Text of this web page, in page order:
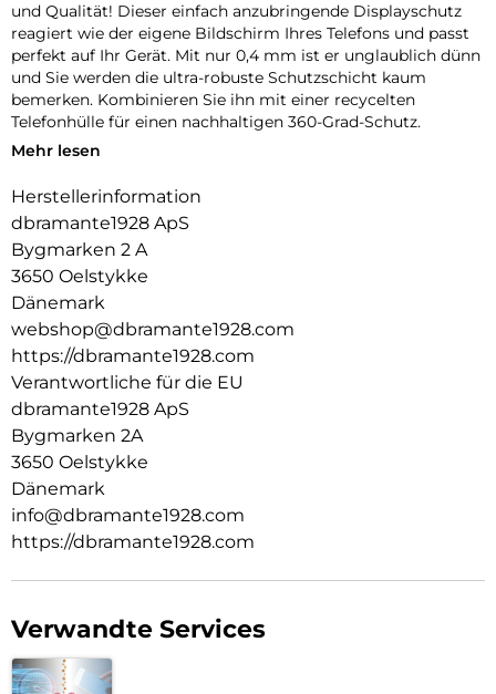
und Qualität! Dieser einfach anzubringende Displayschutz
reagiert wie der eigene Bildschirm Ihres Telefons und passt
perfekt auf Ihr Gerät. Mit nur 0,4 mm ist er unglaublich dünn
und Sie werden die ultra-robuste Schutzschicht kaum
bemerken. Kombinieren Sie ihn mit einer recycelten
Telefonhülle für einen nachhaltigen 360-Grad-Schutz.
Antimikrobiell behandelt, um mikrobielles Wachstum zu
Anti-Fingerabdruck – mit einer Anti-Fingerabdruck-
Beschichtung versehen, um Fingerabdrücke zu reduzieren
Mehr lesen
Herstellerinformation
dbramante1928 ApS
Bygmarken 2 A
3650 Oelstykke
Dänemark
webshop@dbramante1928.com
https://dbramante1928.com
Verantwortliche für die EU
dbramante1928 ApS
Bygmarken 2A
3650 Oelstykke
Dänemark
info@dbramante1928.com
https://dbramante1928.com
Verwandte Services